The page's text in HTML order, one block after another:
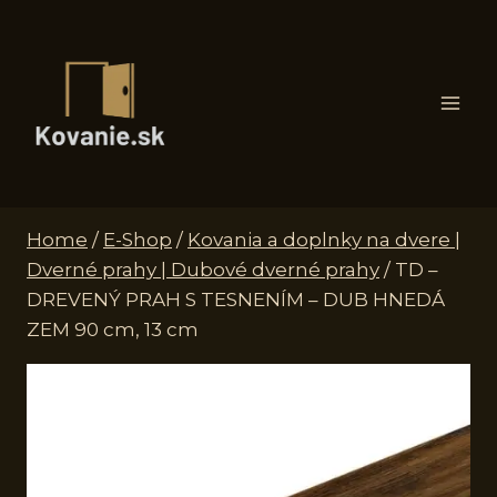
Home / E-Shop / Kovania a doplnky na dvere |
Dverné prahy | Dubové dverné prahy / TD –
DREVENÝ PRAH S TESNENÍM – DUB HNEDÁ
ZEM 90 cm, 13 cm